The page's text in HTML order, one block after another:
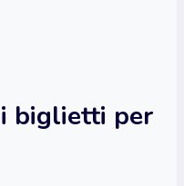
biglietti per